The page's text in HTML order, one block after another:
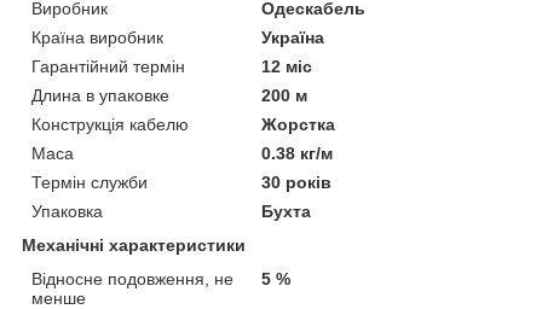
Виробник
Одескабель
Країна виробник
Україна
Гарантійний термін
12 міс
Длина в упаковке
200 м
Конструкція кабелю
Жорстка
Маса
0.38 кг/м
Термін служби
30 років
Упаковка
Бухта
Механічні характеристики
Відносне подовження, не
менше
5 %